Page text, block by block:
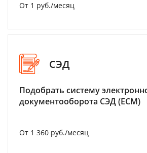
От 1 руб./месяц
СЭД
Подобрать систему
документооборота СЭД (ECM)
От 1 360 руб./месяц